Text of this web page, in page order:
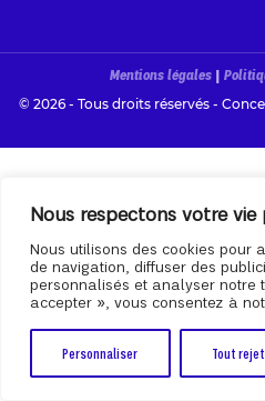
Nous respectons votre vie
Nous utilisons des cookies pour
de navigation, diffuser des
personnalisés et analyser notre
accepter », vous consentez à
Personnaliser Tout
Mentions légales |
© 2026 - Tous droits réservés -